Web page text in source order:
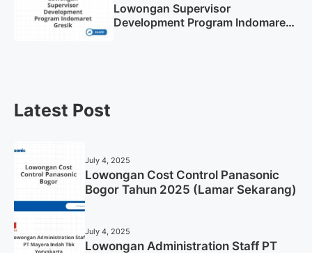
Lowongan Supervisor
Development Program Indomaret
Latest Post
July 4, 2025
Lowongan Cost Control Panasonic
Bogor Tahun 2025 (Lamar Sekarang)
July 4, 2025
Lowongan Administration Staff PT